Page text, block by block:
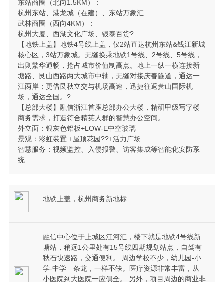
东站商圈（北向1.5KM）：
杭州东站、港龙城（在建）、东站万象汇
武林商圈（西向4KM）：
杭州大厦、西湖文化广场、银泰百货?
【地铁上盖】地铁4号线上盖，仅2站直达杭州东站&钱江新城
核心区，3站万象城。无缝换乘地铁1号线、2号线、5号线，
出则繁华通畅，抢占城市价值制高点。地上一纵一横连接新
塘路、艮山西路两大城市中轴，无缝对接庆春隧道，通达一
江两岸；更借艮秋立交与机场高速，迅捷往返萧山国际机
场，通达全国。?
【总部大楼】融信浙江首座总部办公大楼，精研甲级写字楼
商务需求，打造符合精英人群的智慧办公空间。
外立面：银灰色铝板+LOW-E中空玻璃
景观：彩虹装置 +屋顶花园??+活力广场
智慧服务：视频监控、入侵报警、访客集成等智能化安防系
统
地铁上盖，杭州商务新地标
融信中心位于上城区江河汇，楼下就是地铁4号线新
塘站，稍远1公里处有15号线四期规划站点，自驾有
秋石快速路，交通便利。 周边学校不少，幼儿园-小
学-中学—条龙，一样不缺。医疗资源非常丰富，从
小医院到大医院一应俱全。 另外，项目周边的商业非